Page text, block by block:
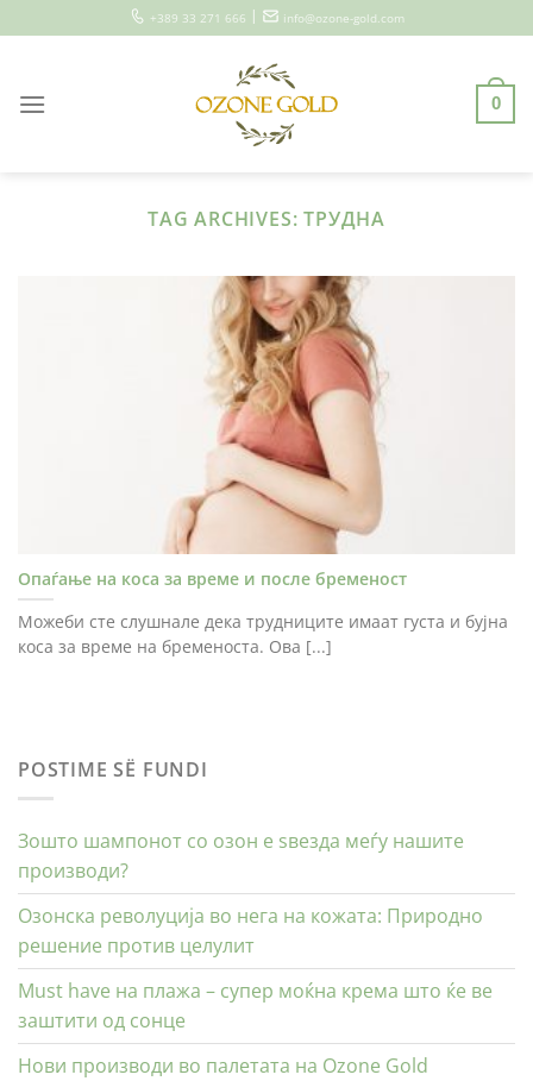
to
+389 33 271 666 | info@ozone-gold.com
0
TAG ARCHIVES:ТРУДНА
POSTIME SË FUNDI
Зошто шампонот со озон е ѕвезда меѓу нашите
производи?
Озонска револуција во нега на кожата: Природно
решение против целулит
Must have на плажа – супер моќна крема што ќе ве
заштити од сонце
Нови производи во палетата на Ozone Gold
Опаѓање на коса за време и после бременост
Можеби сте слушнале дека трудниците имаат густа и бујна
коса за време на бременоста. Ова [...]